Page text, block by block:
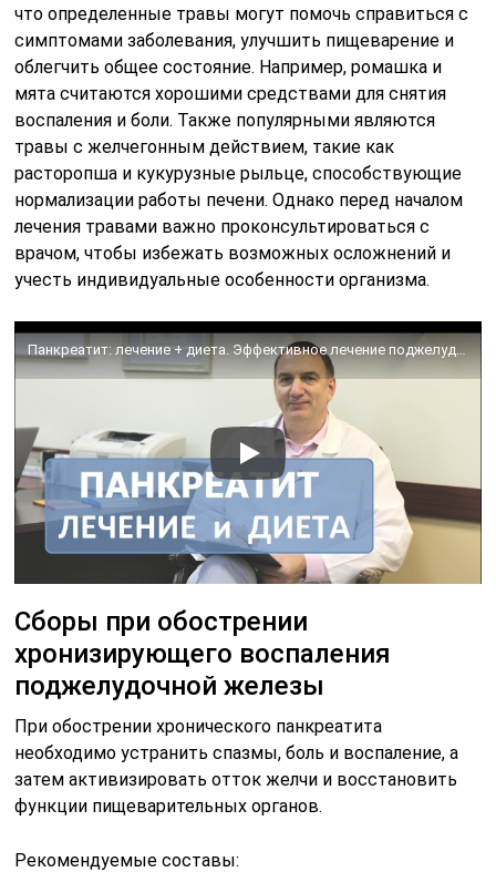
что определенные травы могут помочь справиться с
симптомами заболевания, улучшить пищеварение и
облегчить общее состояние. Например, ромашка и
мята считаются хорошими средствами для снятия
воспаления и боли. Также популярными являются
травы с желчегонным действием, такие как
расторопша и кукурузные рыльце, способствующие
нормализации работы печени. Однако перед началом
лечения травами важно проконсультироваться с
врачом, чтобы избежать возможных осложнений и
учесть индивидуальные особенности организма.
Панкреатит: лечение + диета. Эффективное лечение поджелудочной железы без лекарств или лекарствами.
Сборы при обострении
хронизирующего воспаления
поджелудочной железы
При обострении хронического панкреатита
необходимо устранить спазмы, боль и воспаление, а
затем активизировать отток желчи и восстановить
функции пищеварительных органов.
Рекомендуемые составы: